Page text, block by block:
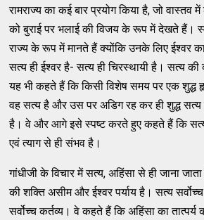
रामराज्य का कई बार प्रयोग किया है, जो वास्तव
को बुराई पर भलाई की विजय के रूप में देखते हैं।
राज्य के रूप में मानते हैं क्योंकि उनके लिए ईश्वर
सत्य ही ईश्वर है- सत्य ही चिरस्थायी है। सत्य की
यह भी कहते हैं कि किसी विशेष समय पर एक शुद्ध
वह सत्य है और उस पर अडिग रह कर ही शुद्ध सत्य
है। वे और आगे इसे स्पष्ट करते हुए कहते हैं कि
एवं त्याग से ही संभव है।
गांधीजी के विचार में सत्य, अहिंसा से ही जाना
की शक्ति असीम और ईश्वर पर्याय है। सत्य
सर्वोच्च कर्तव्य। वे कहते हैं कि अहिंसा का तात्पर्य